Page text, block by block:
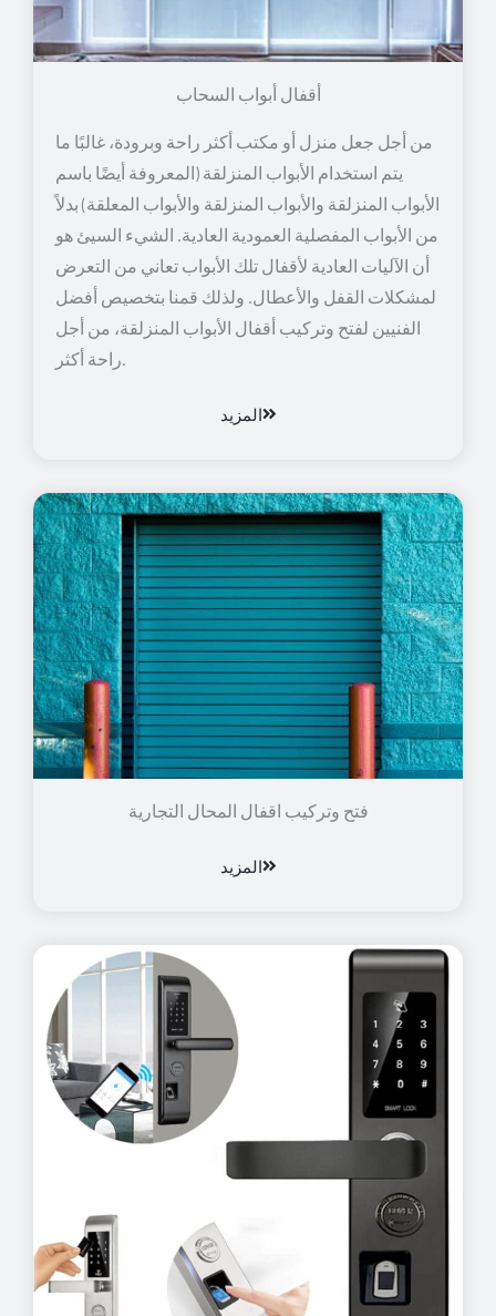
أقفال أبواب السحاب
من أجل جعل منزل أو مكتب أكثر راحة وبرودة، غالبًا ما
يتم استخدام الأبواب المنزلقة (المعروفة أيضًا باسم
الأبواب المنزلقة والأبواب المنزلقة والأبواب المعلقة) بدلاً
من الأبواب المفصلية العمودية العادية. الشيء السيئ هو
أن الآليات العادية لأقفال تلك الأبواب تعاني من التعرض
لمشكلات القفل والأعطال. ولذلك قمنا بتخصيص أفضل
الفنيين لفتح وتركيب أقفال الأبواب المنزلقة، من أجل
راحة أكثر.
المزيد
فتح وتركيب اقفال المحال التجارية
المزيد